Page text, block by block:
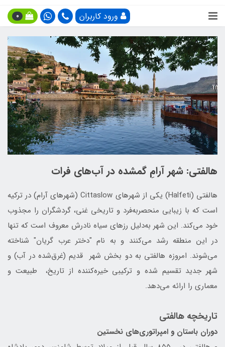
ورود کاربران 0
هالفتی: شهر آرامِ گمشده در آب‌های فرات
هالفتی (Halfeti) یکی از شهرهای Cittaslow (شهرهای آرام) در ترکیه
است که با زیبایی منحصربه‌فرد و تاریخی غنی، گردشگران را مجذوب
خود می‌کند. این شهر به‌دلیل رزهای سیاه نادرش معروف است که تنها
در این منطقه رشد می‌کنند و به نام "دختر عرب گریان" شناخته
می‌شوند. امروزه هالفتی به دو بخش شهر قدیم (غرق‌شده در آب) و
شهر جدید تقسیم شده و ترکیبی خیره‌کننده از تاریخ، طبیعت و
معماری را ارائه می‌دهد.
تاریخچه هالفتی
دوران باستان و امپراتوری‌های نخستین